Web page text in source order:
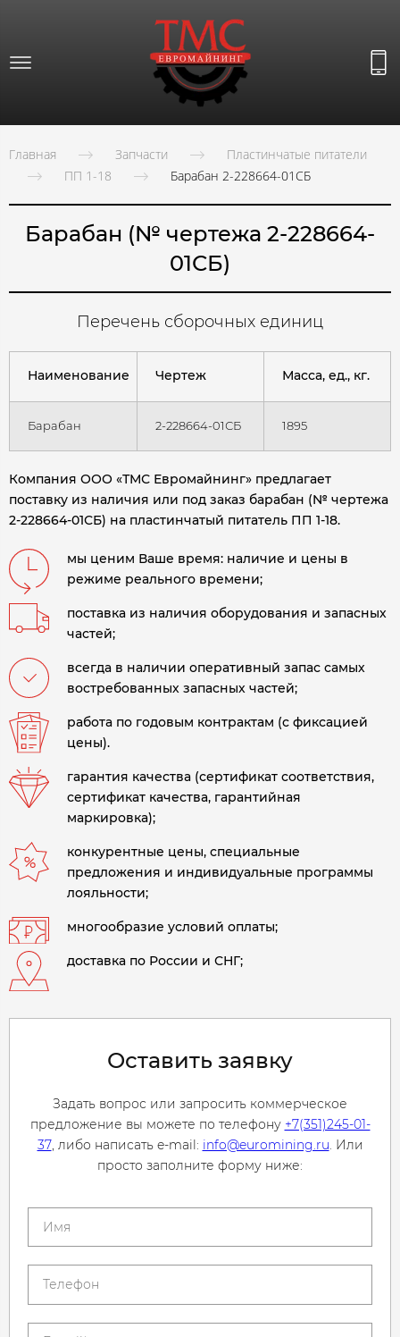
Главная Запчасти
Пластинчатые питатели
ПП 1-18
Барабан 2-228664-01СБ
Барабан (№ чертежа 2-228664-
01СБ)
Перечень сборочных единиц
Наименование Чертеж Масса, ед., кг.
Барабан 2-228664-01СБ 1895
Компания ООО «ТМС Евромайнинг» предлагает
поставку из наличия или под заказ барабан (№ чертежа
2-228664-01СБ) на пластинчатый питатель ПП 1-18.
мы ценим Ваше время: наличие и цены в
режиме реального времени;
поставка из наличия оборудования и запасных
частей;
всегда в наличии оперативный запас самых
востребованных запасных частей;
работа по годовым контрактам (с фиксацией
цены).
гарантия качества (сертификат соответствия,
сертификат качества, гарантийная
маркировка);
конкурентные цены, специальные
предложения и индивидуальные программы
лояльности;
многообразие условий оплаты;
доставка по России и СНГ;
Оставить заявку
Задать вопрос или запросить коммерческое
предложение вы можете по телефону +7(351)245-01-
37, либо написать e-mail: info@euromining.ru. Или
просто заполните форму ниже: